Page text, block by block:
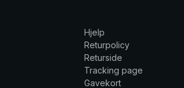
Hjelp
Returpolicy
Returside
Tracking page
Gavekort